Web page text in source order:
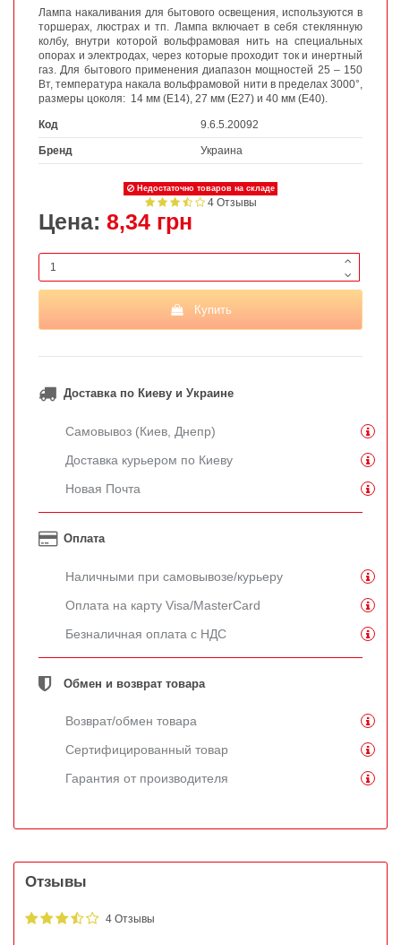
Лампа накаливания для бытового освещения, используются в
торшерах, люстрах и тп. Лампа включает в себя стеклянную
колбу, внутри которой вольфрамовая нить на специальных
опорах и электродах, через которые проходит ток и инертный
газ. Для бытового применения диапазон мощностей 25 – 150
Вт, температура накала вольфрамовой нити в пределах 3000°,
размеры цоколя: 14 мм (E14), 27 мм (E27) и 40 мм (E40).
Код 9.6.5.20092
Бренд Украина
Недостаточно товаров на складе
4 Отзывы
Цена: 8,34 грн
Купить
Доставка по Киеву и Украине
Самовывоз (Киев, Днепр)
Доставка курьером по Киеву
Новая Почта
Оплата
Наличными при самовывозе/курьеру
Оплата на карту Visa/MasterCard
Безналичная оплата с НДС
Обмен и возврат товара
Возврат/обмен товара
Сертифицированный товар
Гарантия от производителя
Отзывы
4 Отзывы